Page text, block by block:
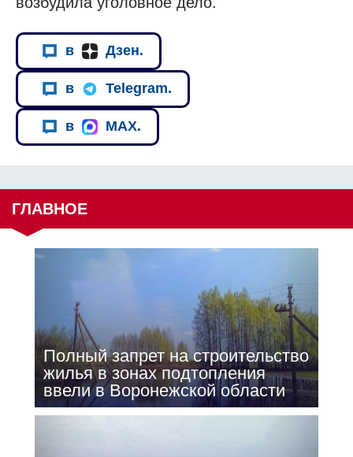
в Дзен.
в Telegram.
в MAX.
ГЛАВНОЕ
Полный запрет на строительство
жилья в зонах подтопления
ввели в Воронежской области